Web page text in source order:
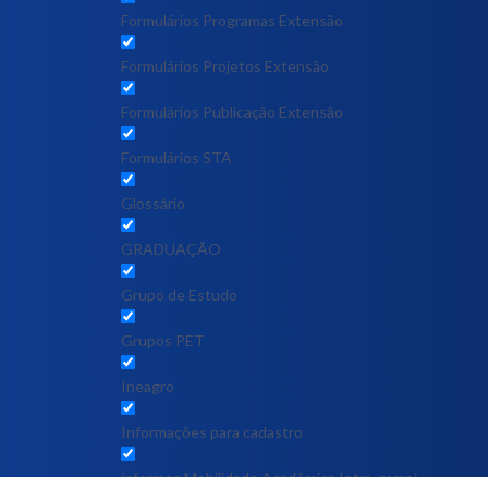
Formulários Programas Extensão
Formulários Projetos Extensão
Formulários Publicação Extensão
Formulários STA
Glossário
GRADUAÇÃO
Grupo de Estudo
Grupos PET
Ineagro
Informações para cadastro